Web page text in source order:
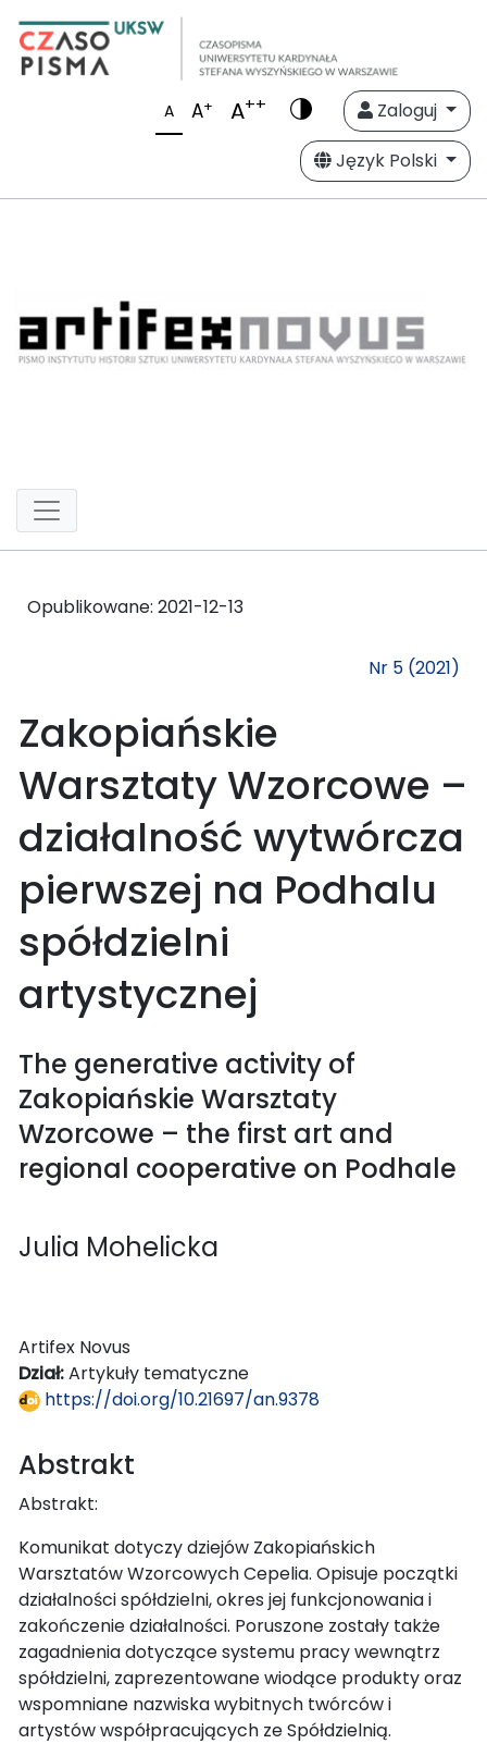
A A+ A++
Zaloguj
Język Polski
Opublikowane: 2021-12-13
Nr 5 (2021)
Zakopiańskie
Warsztaty Wzorcowe –
działalność wytwórcza
pierwszej na Podhalu
spółdzielni
artystycznej
The generative activity of
Zakopiańskie Warsztaty
Wzorcowe – the first art and
regional cooperative on Podhale
Julia Mohelicka
Artifex Novus
Dział:Artykuły tematyczne
https://doi.org/10.21697/an.9378
Abstrakt
Abstrakt:
Komunikat dotyczy dziejów Zakopiańskich
Warsztatów Wzorcowych Cepelia. Opisuje początki
działalności spółdzielni, okres jej funkcjonowania i
zakończenie działalności. Poruszone zostały także
zagadnienia dotyczące systemu pracy wewnątrz
spółdzielni, zaprezentowane wiodące produkty oraz
wspomniane nazwiska wybitnych twórców i
artystów współpracujących ze Spółdzielnią.